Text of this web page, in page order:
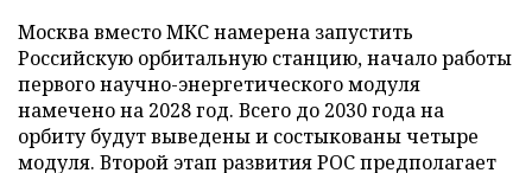
Москва вместо МКС намерена запустить
Российскую орбитальную станцию, начало работы
первого научно-энергетического модуля
намечено на 2028 год. Всего до 2030 года на
орбиту будут выведены и состыкованы четыре
модуля. Второй этап развития РОС предполагает